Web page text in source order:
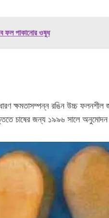
ফল পাকানোর ওষুধ
ক্ষমতাসম্পন্ন রঙিন উচ্চ ফলনশীল
চাষের জন্য ১৯৯৬ সালে